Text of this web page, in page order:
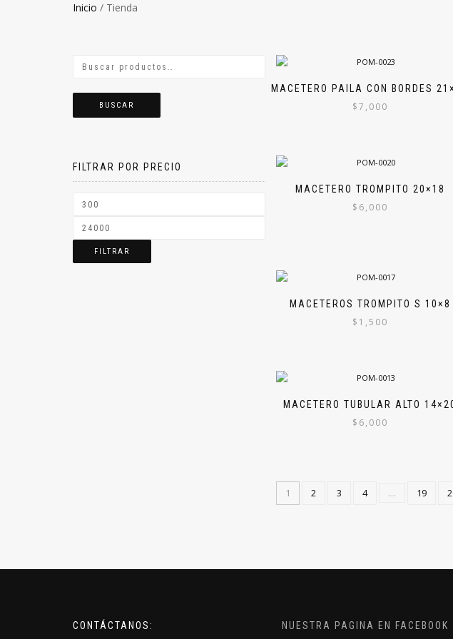
Inicio / Tienda
MACETERO PAILA CON BORDES
$7,000
MACETERO TROMPITO 20×18
$ 6,000
MACETEROS TROMPITO S 10×8
$ 1,500
MACETERO TUBULAR ALTO
$ 6,000
1 2 3 4 … 19
BUSCAR
FILTRAR POR PRECIO
FILTRAR
CONTÁCTANOS: NUESTRA PAGINA EN FACEBOOK